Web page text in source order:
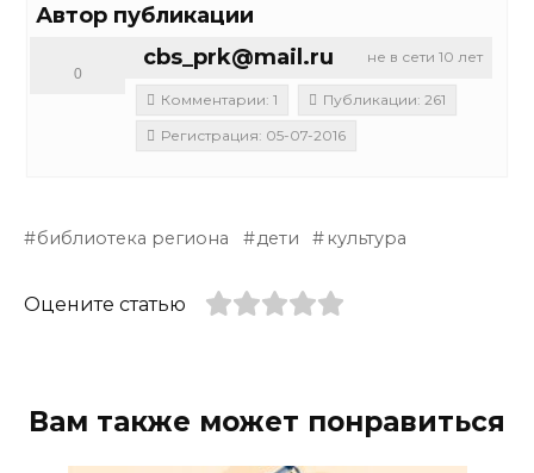
Автор публикации
не в сети 10 лет
cbs_prk@mail.ru
0
Комментарии: 1
Публикации: 261
Регистрация: 05-07-2016
библиотека региона дети культура
Оцените статью
Вам также может понравиться